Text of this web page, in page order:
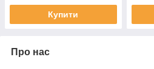
Купити
Про нас